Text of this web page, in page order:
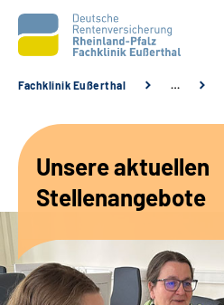
Unsere Angebote
Karriere
Fachklinik Eußerthal …
Unsere aktuellen
Stellenangebote